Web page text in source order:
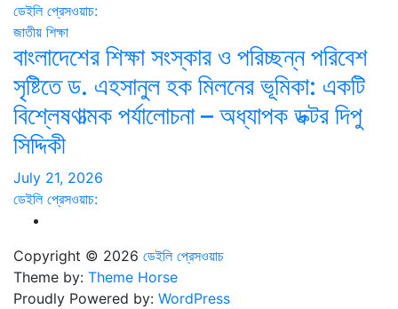
ডেইলি প্রেসওয়াচ:
জাতীয় শিক্ষা
বাংলাদেশের শিক্ষা সংস্কার ও পরিচ্ছন্ন পরিবেশ
সৃষ্টিতে ড. এহসানুল হক মিলনের ভূমিকা: একটি
বিশ্লেষণাত্মক পর্যালোচনা – অধ্যাপক ডক্টর দিপু
সিদ্দিকী
July 21, 2026
ডেইলি প্রেসওয়াচ:
Copyright © 2026 ডেইলি প্রেসওয়াচ
Theme by: Theme Horse
Proudly Powered by: WordPress